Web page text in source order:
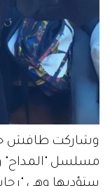
وشاركت طافش
مسلسل